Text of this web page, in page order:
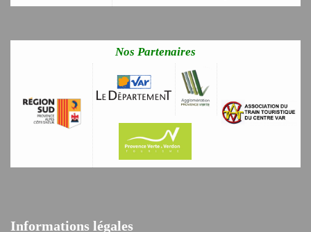
Nos Partenaires
Informations légales